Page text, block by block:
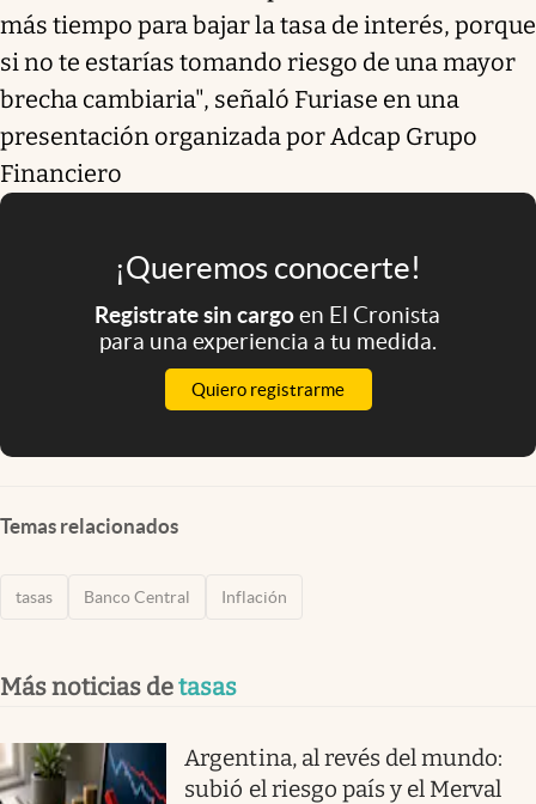
más tiempo para bajar la tasa de interés, porque
si no te estarías tomando riesgo de una mayor
brecha cambiaria", señaló Furiase en una
presentación organizada por Adcap Grupo
Financiero
¡Queremos conocerte!
Registrate sin cargoen El Cronista
para una experiencia a tu medida.
Quiero registrarme
Temas relacionados
tasas Banco Central Inflación
Más noticias detasas
Argentina, al revés del mundo:
subió el riesgo país y el Merval